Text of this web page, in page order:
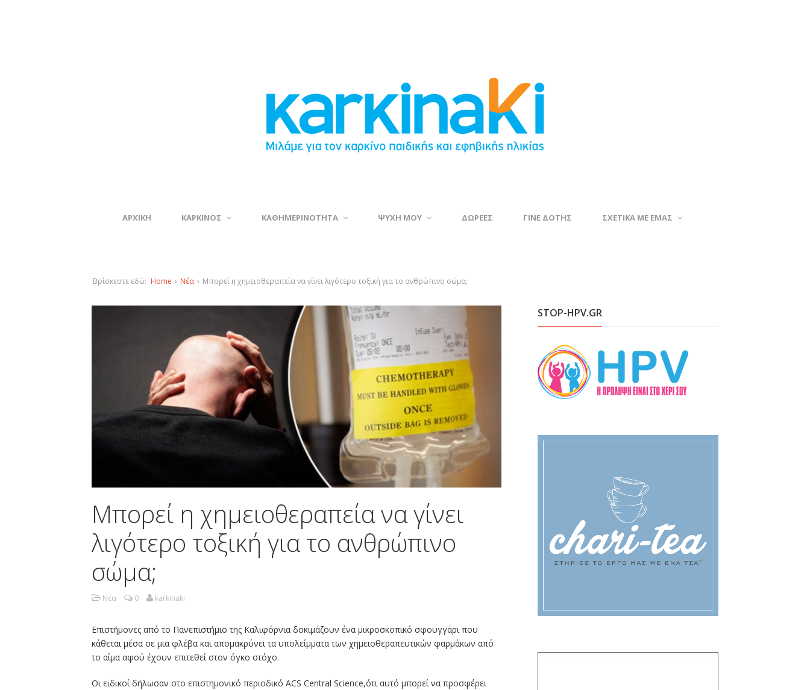
ΑΡΧΙΚΗ ΚΑΡΚΙΝΟΣ ΚΑΘΗΜΕΡΙΝΟΤΗΤΑ ΨΥΧΗ ΜΟΥ ΔΩΡΕΕΣ ΓΙΝΕ ΔΟΤΗΣ ΣΧΕΤΙΚΑ ΜΕ ΕΜΑΣ
Βρίσκεστε εδώ: Home › Νέα › Μπορεί η χημειοθεραπεία να γίνει λιγότερο τοξική για το ανθρώπινο σώμα;
Μπορεί η χημειοθεραπεία να γίνει
λιγότερο τοξική για το ανθρώπινο
σώμα;
Νέα 0 karkinaki
Επιστήμονες από το Πανεπιστήμιο της Καλιφόρνια δοκιμάζουν ένα μικροσκοπικό σφουγγάρι που
κάθεται μέσα σε μια φλέβα και απομακρύνει τα υπολείμματα των χημειοθεραπευτικών φαρμάκων από
το αίμα αφού έχουν επιτεθεί στον όγκο στόχο.
Οι ειδικοί δήλωσαν στο επιστημονικό περιοδικό ACS Central Science,ότι αυτό μπορεί να προσφέρει
STOP-HPV.GR